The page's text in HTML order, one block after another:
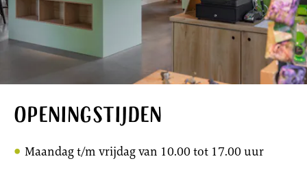
Openingstijden
Maandag t/m vrijdag van 10.00 tot 17.00 uur